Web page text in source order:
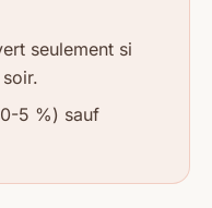
seulement si
5 %) sauf